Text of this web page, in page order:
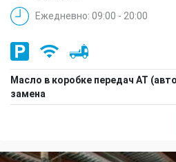
Ежедневно: 09:00 - 20:00
Масло в коробке передач АТ
замена